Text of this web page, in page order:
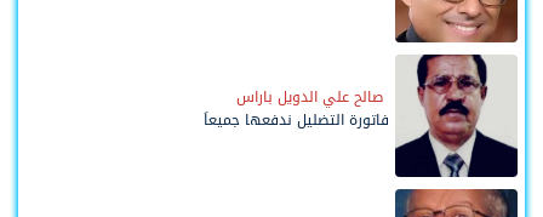
صالح علي الدويل باراس
فاتورة التضليل ندفعها جميعاً